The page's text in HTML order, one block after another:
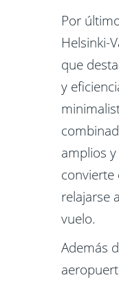
Por
Helsinki-
que
y
amplios
convierte
relajarse
vuelo.
Además